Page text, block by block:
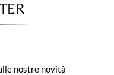
nostre novità